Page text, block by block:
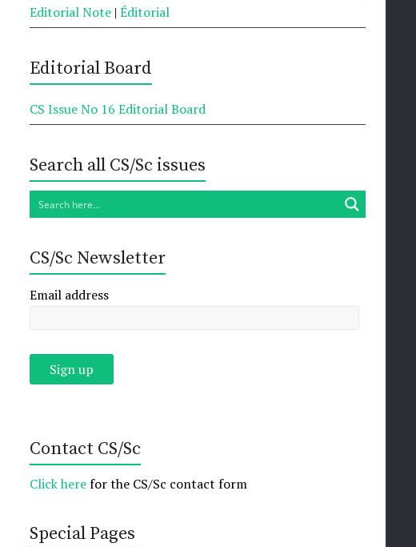
Editorial Note | Éditorial
Editorial Board
CS Issue No 16 Editorial Board
Search all CS/Sc issues
CS/Sc Newsletter
Email address
Contact CS/Sc
Click herefor the CS/Sc contact form
Special Pages